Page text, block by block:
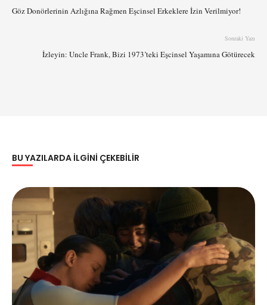
Göz Donörlerinin Azlığına Rağmen Eşcinsel Erkeklere İzin Verilmiyor!
Sonraki Yazı
İzleyin: Uncle Frank, Bizi 1973’teki Eşcinsel Yaşamına Götürecek
BU YAZILARDA ILGINI ÇEKEBILIR